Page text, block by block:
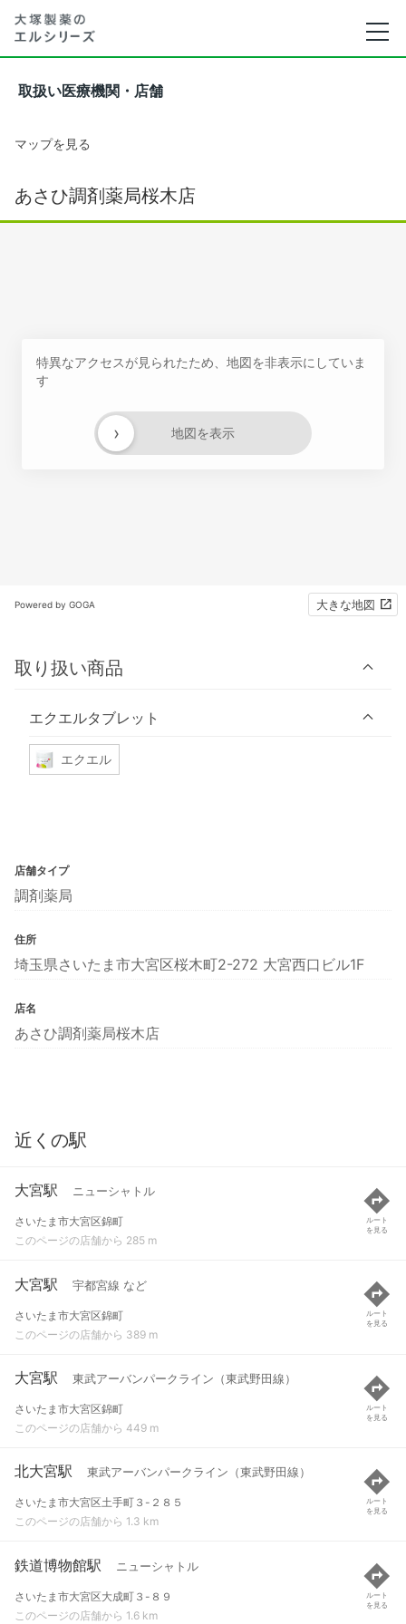
取扱い医療機関・店舗
マップを見る
あさひ調剤薬局桜木店
特異なアクセスが見られたため、地図を非表示にしていま
す
地図を表示
›
Powered by GOGA 大きな地図
取り扱い商品
エクエルタブレット
エクエル
店舗タイプ
調剤薬局
住所
埼玉県さいたま市大宮区桜木町2-272 大宮西口ビル1F
店名
あさひ調剤薬局桜木店
近くの駅
大宮駅 ニューシャトル
さいたま市大宮区錦町
このページの店舗から 285 m
ルート
を見る
大宮駅 宇都宮線 など
さいたま市大宮区錦町
このページの店舗から 389 m
ルート
を見る
大宮駅 東武アーバンパークライン（東武野田線）
さいたま市大宮区錦町
このページの店舗から 449 m
ルート
を見る
北大宮駅 東武アーバンパークライン（東武野田線）
さいたま市大宮区土手町３-２８５
このページの店舗から 1.3 km
ルート
を見る
鉄道博物館駅 ニューシャトル
さいたま市大宮区大成町３-８９
このページの店舗から 1.6 km
ルート
を見る